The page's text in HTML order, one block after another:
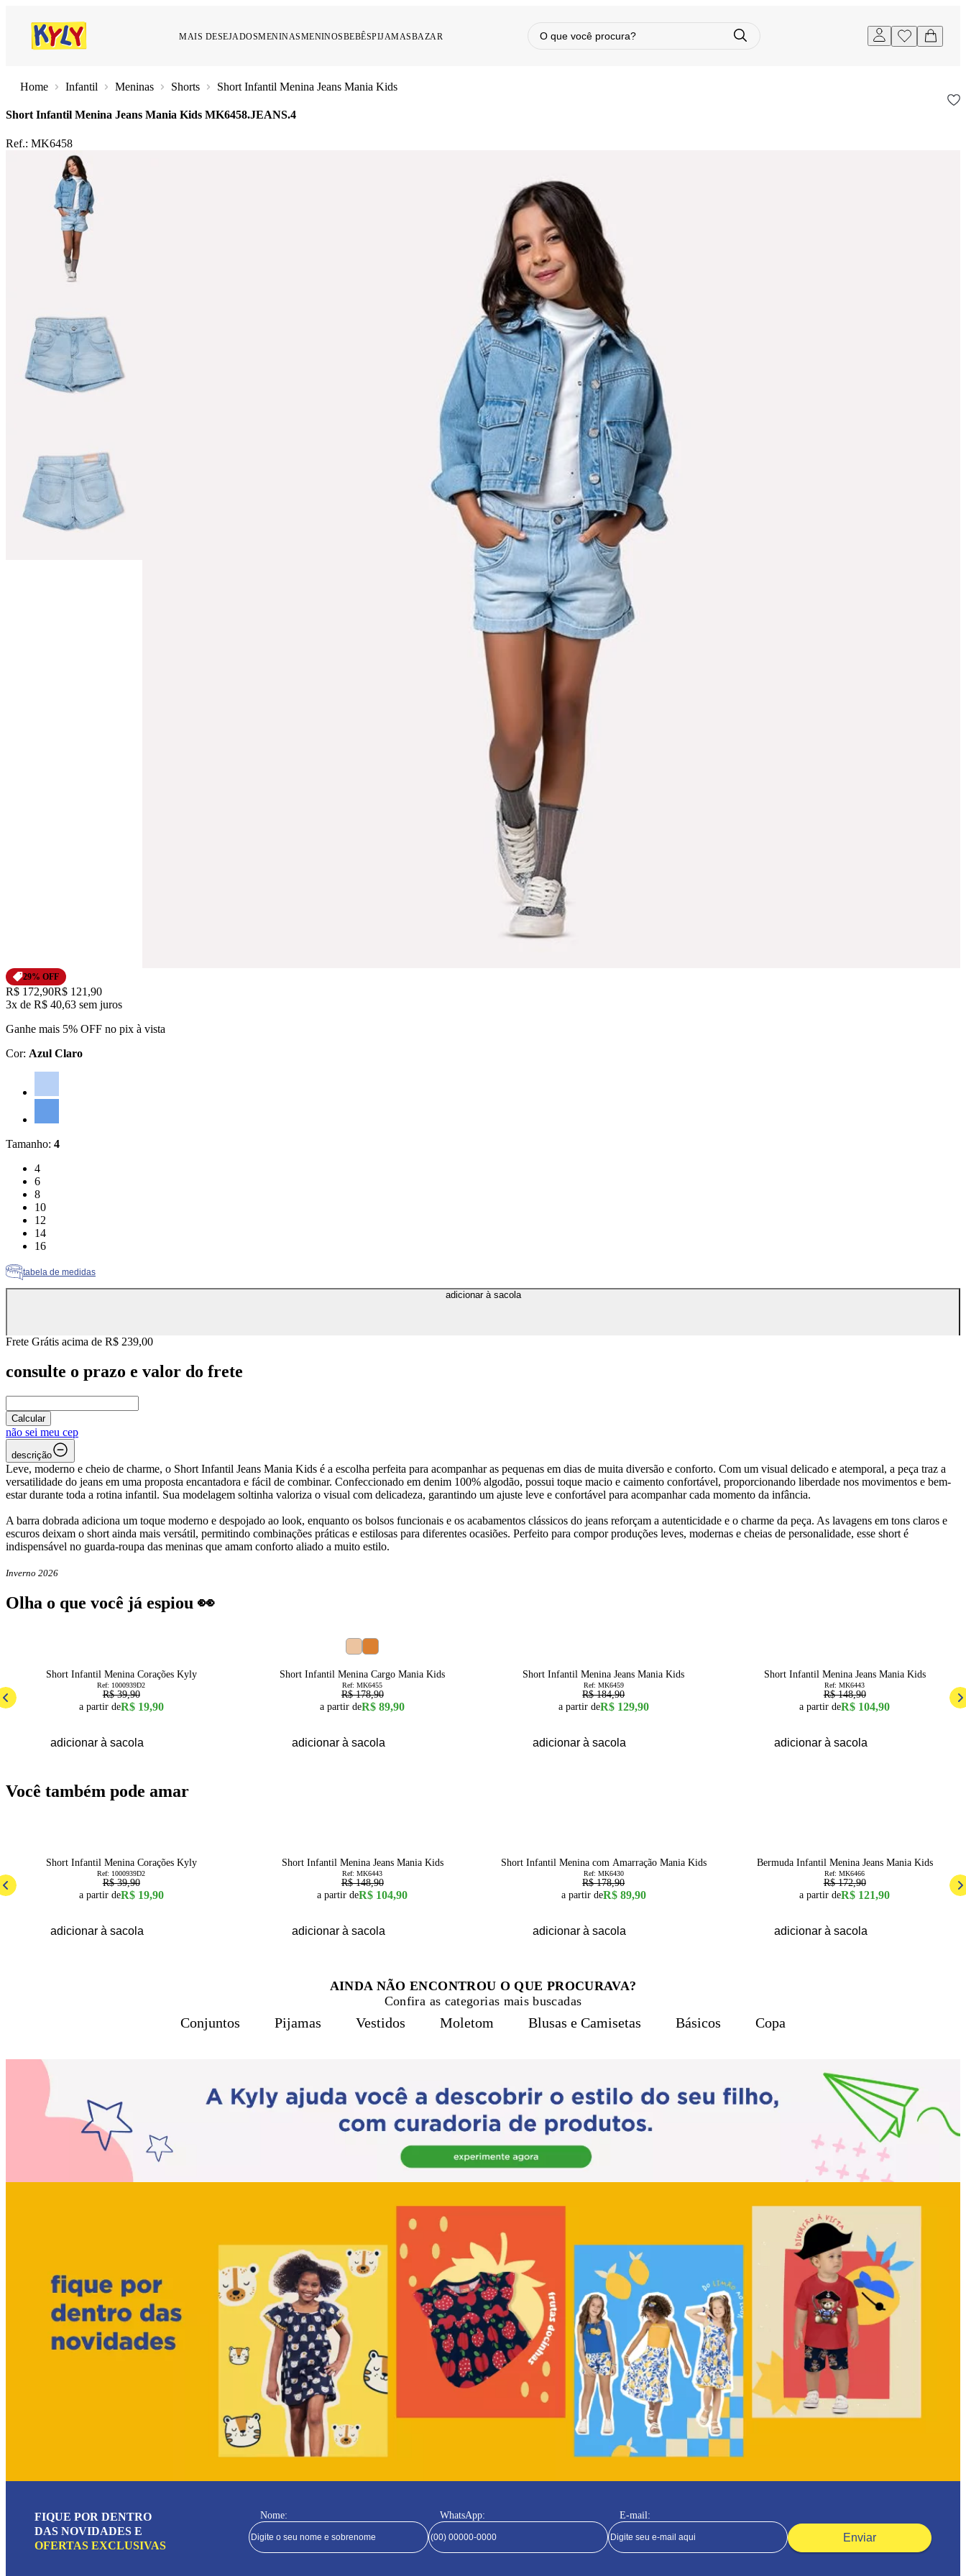
MAIS DESEJADOSMENINASMENINOSBEBÊSPIJAMASBAZAR
Infantil Meninas Shorts Short Infantil Menina Jeans Mania Kids
Short Infantil Menina Jeans Mania Kids MK6458.JEANS.4
Ref.: MK6458
29% OFF
Original price:
R$ 172,90Price:
R$ 121,90
3x de R$ 40,63 sem juros
Ganhe mais 5% OFF no pix à vista
Cor: Azul Claro
Tamanho: 4
Tamanho: 4
4
Tamanho: 6
6
Tamanho: 8
8
Tamanho: 10
10
Tamanho: 12
12
Tamanho: 14
14
Tamanho: 16
16
tabela de medidas
adicionar à sacola
Frete Grátis acima de R$ 239,00
consulte o prazo e valor do frete
Calcular
não sei meu cep
descrição
Leve, moderno e cheio de charme, o Short Infantil Jeans Mania Kids é a escolha perfeita para acompanhar as pequenas em dias de muita diversão e conforto. Com um visual delicado e atemporal, a peça traz a
versatilidade do jeans em uma proposta encantadora e fácil de combinar. Confeccionado em denim 100% algodão, possui toque macio e caimento confortável, proporcionando liberdade nos movimentos e bem-
estar durante toda a rotina infantil. Sua modelagem soltinha valoriza o visual com delicadeza, garantindo um ajuste leve e confortável para acompanhar cada momento da infância.
A barra dobrada adiciona um toque moderno e despojado ao look, enquanto os bolsos funcionais e os acabamentos clássicos do jeans reforçam a autenticidade e o charme da peça. As lavagens em tons claros e
escuros deixam o short ainda mais versátil, permitindo combinações práticas e estilosas para diferentes ocasiões. Perfeito para compor produções leves, modernas e cheias de personalidade, esse short é
indispensável no guarda-roupa das meninas que amam conforto aliado a muito estilo.
Inverno 2026
Olha o que você já espiou 👀
Short Infantil Menina Corações Kyly
Ref: 1000939D2
R$ 39,90
a partir deR$ 19,90
adicionar à sacola
Short Infantil Menina Cargo Mania Kids
Ref:MK6455
R$ 178,90
a partir deR$ 89,90
adicionar à sacola
Short Infantil Menina Jeans Mania Kids
Ref: MK6459
R$ 184,90
a partir deR$ 129,90
adicionar à sacola
Short Infantil Menina Jeans Mania Kids
Ref:MK6443
R$ 148,90
a partir deR$ 104,90
adicionar à sacola
Você também pode amar
Short Infantil Menina Corações Kyly
Ref: 1000939D2
R$ 39,90
a partir deR$ 19,90
adicionar à sacola
Short Infantil Menina Jeans Mania Kids
Ref:MK6443
R$ 148,90
a partir deR$ 104,90
adicionar à sacola
Short Infantil Menina com Amarração Mania Kids
Ref: MK6430
R$ 178,90
a partir deR$ 89,90
adicionar à sacola
Bermuda Infantil Menina Jeans Mania Kids
Ref:MK6466
R$ 172,90
a partir deR$ 121,90
adicionar à sacola
AINDA NÃO ENCONTROU O QUE PROCURAVA?
Confira as categorias mais buscadas
Conjuntos Pijamas Vestidos Moletom Blusas e Camisetas Básicos Copa
FIQUE POR DENTRO
DAS NOVIDADES E
OFERTAS EXCLUSIVAS
Nome: WhatsApp: E-mail:
Enviar